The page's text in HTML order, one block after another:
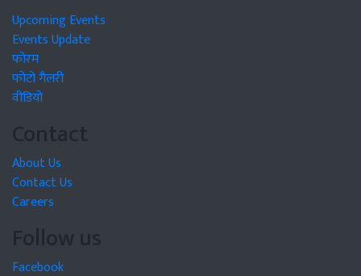
Upcoming Events
Events Update
फोरम
फोटो गैलरी
वीडियो
Contact
About Us
Contact Us
Careers
Follow us
Facebook